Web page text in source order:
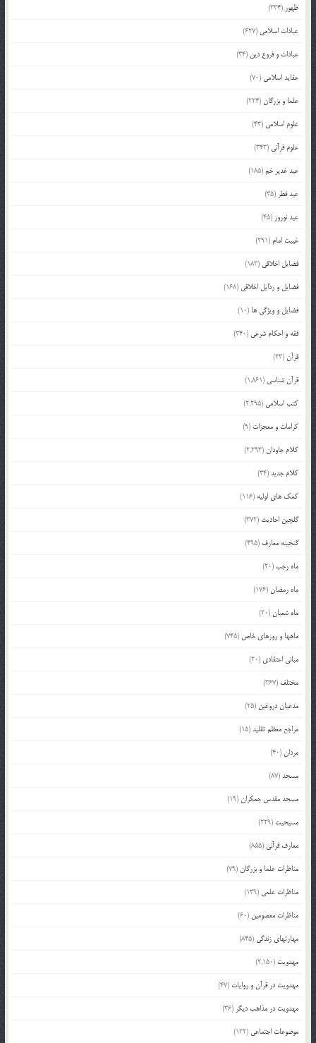
ظهور (334)
عبادات اسلامی (627)
عبادات و فروع دین (34)
عقاید اسلامی (70)
علما و بزرگان(224)
علوم اسلامی (43)
علوم قرآنی (343)
عید غدیر خم(185)
عید فطر (35)
عید نوروز (45)
غیبت امام (291)
فضایل اخلاقی (183)
فضایل و رذایل اخلاقی (168)
فضایل و ویژگی ها (10)
فقه و احکام شرعی (340)
قرآن(23)
قرآن شناسی (1,861)
کتب اسلامی (2,295)
کرامات و معجزات (9)
کلام جاودان(2,293)
کلام جدید(34)
کمک های اولیه (116)
گلچین احادیث (372)
گنجینه معارف (495)
ماه رجب(20)
ماه رمضان(176)
ماه شعبان(20)
ماهها و روزهای خاص (745)
مبانی اعتقادی (20)
مختلف (367)
مدعیان دروغین (25)
مراجع معظم تقلید(15)
مردان(40)
مسجد(87)
مسجد مقدس جمکران(19)
مسیحیت (229)
معارف قرآنی (855)
مناظرات علما و بزرگان(79)
مناظرات علمی (139)
مناظرات معصومین (60)
مهارتهای زندگی (845)
مهدویت (2,150)
مهدویت در قرآن و روایات (47)
مهدویت در مذاهب دیگر (36)
موضوعات اجتماعی (122)